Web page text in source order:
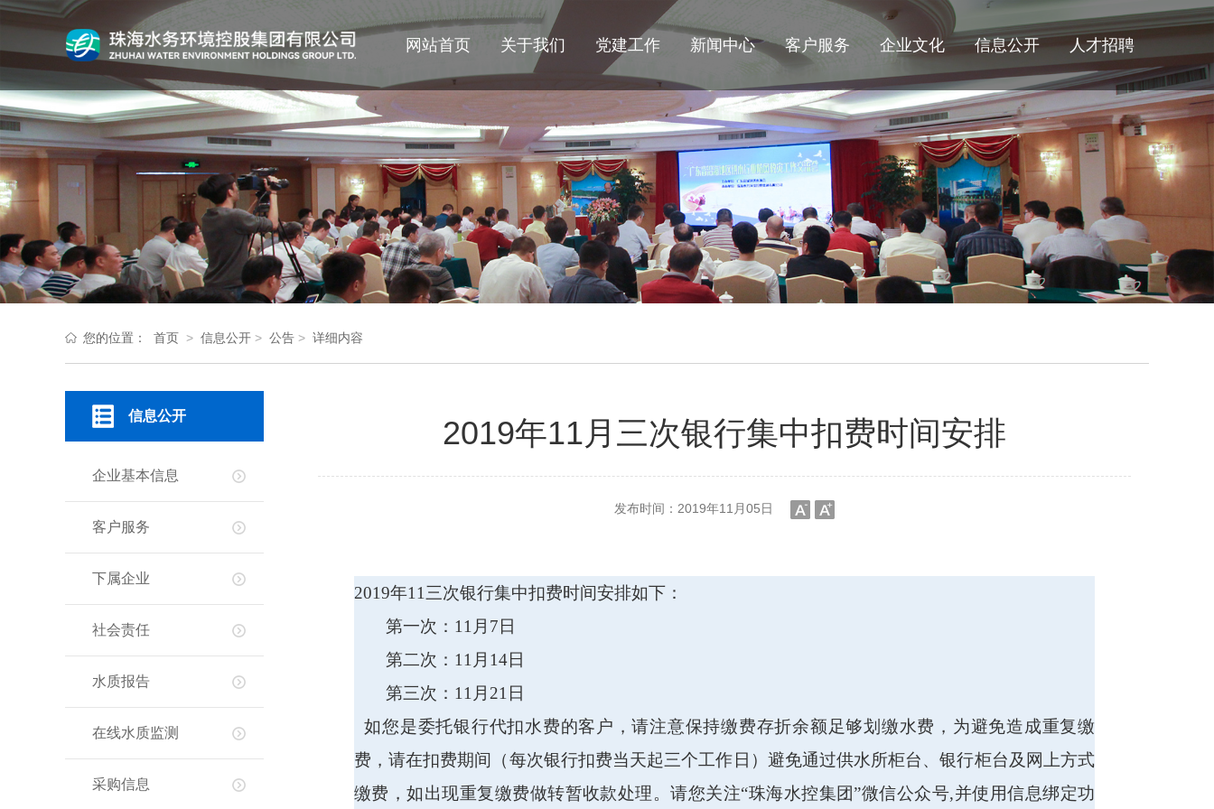
网站首页 关于我们 党建工作 新闻中心 客户服务 企业文化 信息公开 人才招聘
您的位置： 首页 > 信息公开 > 公告 > 详细内容
信息公开
企业基本信息
客户服务
下属企业
社会责任
水质报告
在线水质监测
采购信息
2019年11月三次银行集中扣费时间安排
发布时间：2019年11月05日
2019年11三次银行集中扣费时间安排如下：
第一次：11月7日
第二次：11月14日
第三次：11月21日
如您是委托银行代扣水费的客户，请注意保持缴费存折余额足够划缴水费，为避免造成重复缴
费，请在扣费期间（每次银行扣费当天起三个工作日）避免通过供水所柜台、银行柜台及网上方式
缴费，如出现重复缴费做转暂收款处理。请您关注“珠海水控集团”微信公众号,并使用信息绑定功